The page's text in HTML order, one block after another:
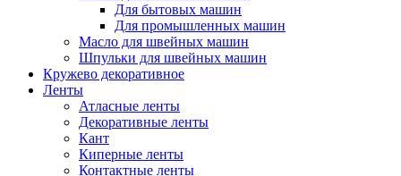
Для бытовых машин
Для промышленных машин
Масло для швейных машин
Шпульки для швейных машин
Кружево декоративное
Ленты
Атласные ленты
Декоративные ленты
Кант
Киперные ленты
Контактные ленты